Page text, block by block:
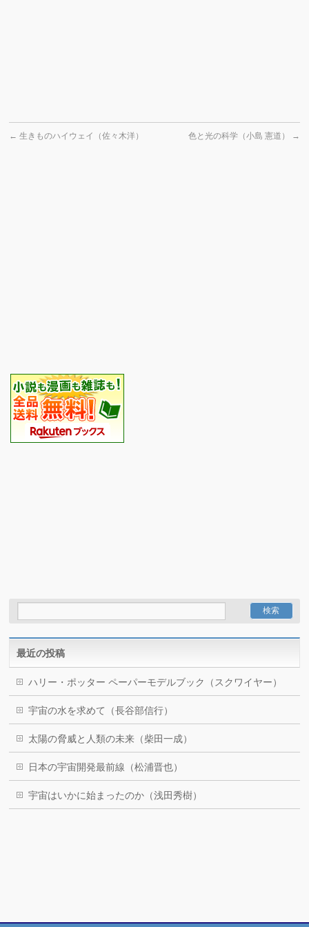
← 生きものハイウェイ（佐々木洋） 色と光の科学（小島 憲道） →
最近の投稿
ハリー・ポッター ペーパーモデルブック（スクワイヤー）
宇宙の水を求めて（長谷部信行）
太陽の脅威と人類の未来（柴田一成）
日本の宇宙開発最前線（松浦晋也）
宇宙はいかに始まったのか（浅田秀樹）